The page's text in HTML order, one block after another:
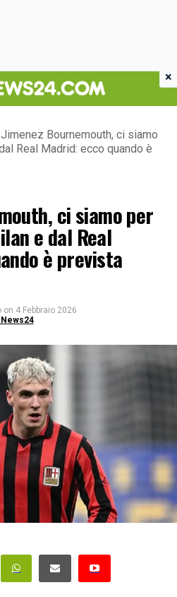
Jimenez Bournemouth, ci siamo
Real Madrid: ecco quando è
ci siamo per
e dal Real
è prevista
on 4 Febbraio 2026
×